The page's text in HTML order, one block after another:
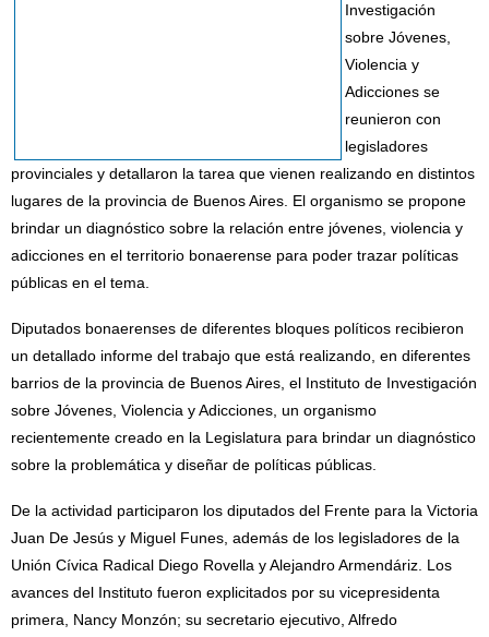
Investigación
sobre Jóvenes,
Violencia y
Adicciones se
reunieron con
legisladores
provinciales y detallaron la tarea que vienen realizando en distintos
lugares de la provincia de Buenos Aires. El organismo se propone
brindar un diagnóstico sobre la relación entre jóvenes, violencia y
adicciones en el territorio bonaerense para poder trazar políticas
públicas en el tema.
Diputados bonaerenses de diferentes bloques políticos recibieron
un detallado informe del trabajo que está realizando, en diferentes
barrios de la provincia de Buenos Aires, el Instituto de Investigación
sobre Jóvenes, Violencia y Adicciones, un organismo
recientemente creado en la Legislatura para brindar un diagnóstico
sobre la problemática y diseñar de políticas públicas.
De la actividad participaron los diputados del Frente para la Victoria
Juan De Jesús y Miguel Funes, además de los legisladores de la
Unión Cívica Radical Diego Rovella y Alejandro Armendáriz. Los
avances del Instituto fueron explicitados por su vicepresidenta
primera, Nancy Monzón; su secretario ejecutivo, Alfredo